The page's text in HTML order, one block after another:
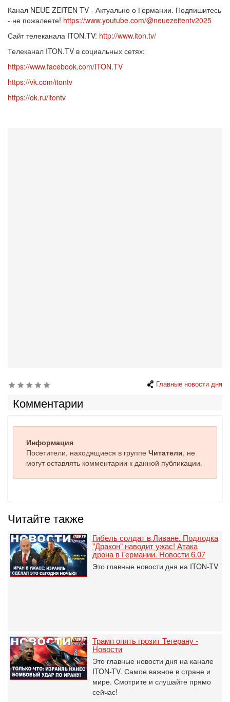
Канал NEUE ZEITEN TV - Актуально о Германии. Подпишитесь
- не пожалеете! https://www.youtube.com/@neuezeitentv2025
Сайт телеканала ITON.TV: http://www.iton.tv/
Телеканал ITON.TV в социальных сетях:
https://www.facebook.com/ITON.TV
https://vk.com/itontv
https://ok.ru/itontv
Главные новости дня
Комментарии
Информация
Посетители, находящиеся в группе Читатели, не
могут оставлять комментарии к данной публикации.
Читайте также
Гибель солдат в Ливане. Подлодка
"Дракон" наводит ужас! Атака
дрона в Германии. Новости 6.07
Это главные новости дня на ITON-TV
Трамп опять грозит Тегерану -
Новости
Это главные новости дня на канале
ITON-TV. Самое важное в стране и
мире. Смотрите и слушайте прямо
сейчас!